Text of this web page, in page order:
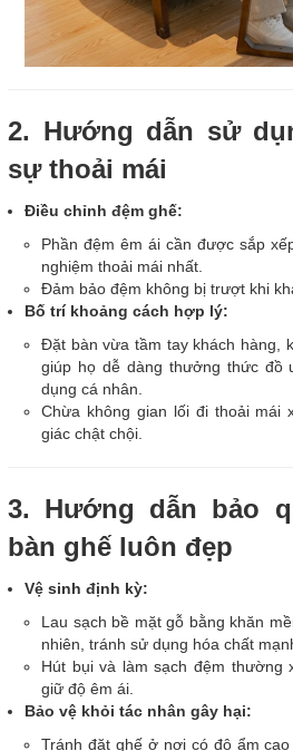
2. Hướng dẫn sử
sự thoải mái
Điều chỉnh đệm ghế:
Phần đệm êm ái cần được sắp
nghiệm thoải mái nhất.
Đảm bảo đệm không bị trượt khi
Bố trí khoảng cách hợp lý:
Đặt bàn vừa tầm tay khách hàng,
giúp họ dễ dàng thưởng thức đồ
dụng cá nhân.
Chừa không gian lối đi thoải mái
giác chật chội.
3. Hướng dẫn bảo
bàn ghế luôn đẹp
Vệ sinh định kỳ:
Lau sạch bề mặt gỗ bằng khăn
nhiên, tránh sử dụng hóa chất
Hút bụi và làm sạch đệm thường
giữ độ êm ái.
Bảo vệ khỏi tác nhân gây hại:
Tránh đặt ghế ở nơi có độ ẩm